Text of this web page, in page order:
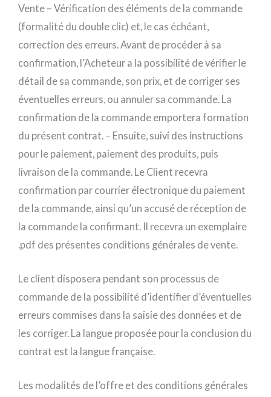
Vente – Vérification des éléments de la commande
(formalité du double clic) et, le cas échéant,
correction des erreurs. Avant de procéder à sa
confirmation, l’Acheteur a la possibilité de vérifier le
détail de sa commande, son prix, et de corriger ses
éventuelles erreurs, ou annuler sa commande. La
confirmation de la commande emportera formation
du présent contrat. – Ensuite, suivi des instructions
pour le paiement, paiement des produits, puis
livraison de la commande. Le Client recevra
confirmation par courrier électronique du paiement
de la commande, ainsi qu’un accusé de réception de
la commande la confirmant. Il recevra un exemplaire
.pdf des présentes conditions générales de vente.
Le client disposera pendant son processus de
commande de la possibilité d’identifier d’éventuelles
erreurs commises dans la saisie des données et de
les corriger. La langue proposée pour la conclusion du
contrat est la langue française.
Les modalités de l’offre et des conditions générales